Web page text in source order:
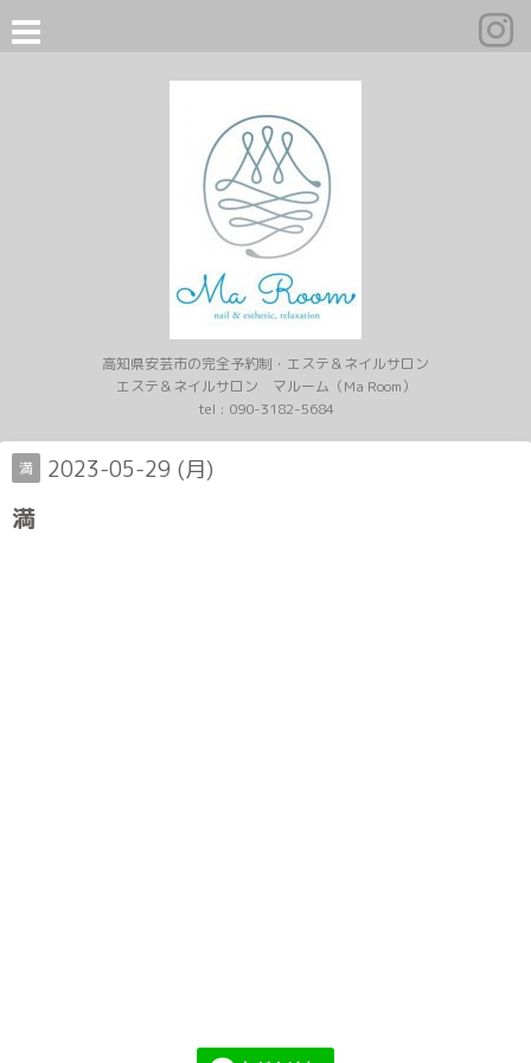
高知県安芸市の完全予約制・エステ＆ネイルサロン
エステ＆ネイルサロン マルーム（Ma Room）
tel : 090-3182-5684
満 2023-05-29 (月)
満